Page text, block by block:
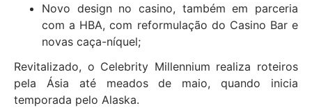
Novo design no casino, também em parceria
com a HBA, com reformulação do Casino Bar e
novas caça-níquel;
Revitalizado, o Celebrity Millennium realiza roteiros
pela Ásia até meados de maio, quando inicia
temporada pelo Alaska.